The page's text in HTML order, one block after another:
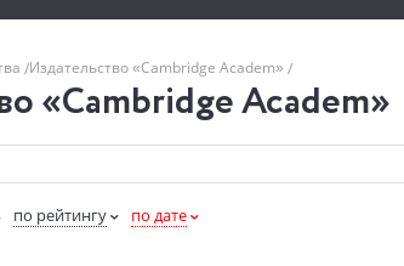
Издательство «Cambridge Academ»
«Cambridge Academ»
по рейтингу по дате